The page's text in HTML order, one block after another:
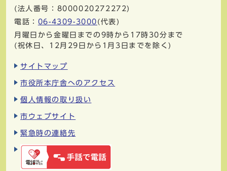
(法人番号：8000020272272)
電話： 06-4309-3000 (代表)
月曜日から金曜日までの9時から17時30分まで
(祝休日、12月29日から1月3日までを除く)
サイトマップ
市役所本庁舎へのアクセス
個人情報の取り扱い
市ウェブサイト
緊急時の連絡先